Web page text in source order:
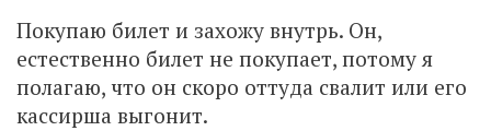
Покупаю билет и захожу внутрь. Он,
естественно билет не покупает, потому я
полагаю, что он скоро оттуда свалит или его
кассирша выгонит.